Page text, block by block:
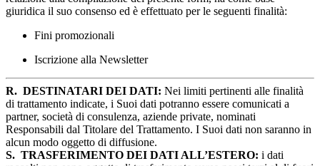
giuridica il suo consenso ed è effettuato per le seguenti finalità:
Fini promozionali
Iscrizione alla Newsletter
R. DESTINATARI DEI DATI: Nei limiti pertinenti alle finalità
di trattamento indicate, i Suoi dati potranno essere comunicati a
partner, società di consulenza, aziende private, nominati
Responsabili dal Titolare del Trattamento. I Suoi dati non saranno in
alcun modo oggetto di diffusione.
S. TRASFERIMENTO DEI DATI ALL’ESTERO: i dati